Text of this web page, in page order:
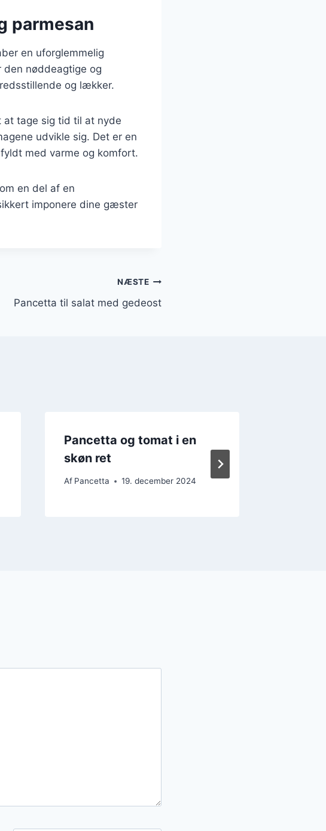
parmesan
en uforglemmelig
den nøddeagtige og
og lækker.
at tage sig tid til at nyde
udvikle sig. Det er en
med varme og komfort.
en del af en
imponere dine gæster
NÆSTE
Pancetta til salat med gedeost
Pancetta og tomat i en
skøn ret
Af Pancetta 19. december 2024